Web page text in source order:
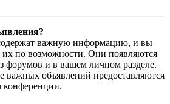
важную информацию, и вы
их по возможности. Они появляются
форумов и в вашем личном разделе.
важных объявлений предоставляются
конференции.